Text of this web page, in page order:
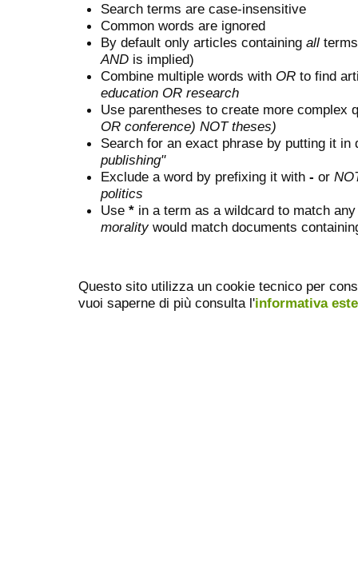
Search terms are case-insensitive
Common words are ignored
By default only articles containing all
AND is implied)
Combine multiple words with OR to find
education OR research
Use parentheses to create more complex
OR conference) NOT theses)
Search for an exact phrase by putting it
publishing"
Exclude a word by prefixing it with - or
politics
Use * in a term as a wildcard to match
moralitywould match documents
Questo sito utilizza un cookie tecnico per
vuoi saperne di più consulta l'informativa